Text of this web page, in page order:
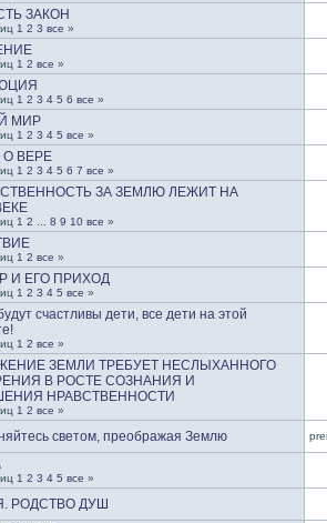
ЗАКОН
1 2 3 все »
1 2 все »
1 2 3 4 5 6 все »
МИР
1 2 3 4 5 все »
О ВЕРЕ
1 2 3 4 5 6 7 все »
ЗА ЗЕМЛЮ ЛЕЖИТ НА
1 2 8 9 10 все »
1 2 все »
И ЕГО ПРИХОД
1 2 3 4 5 все »
счастливы дети, все дети на этой
1 2 все »
ЗЕМЛИ ТРЕБУЕТ НЕСЛЫХАННОГО
В РОСТЕ СОЗНАНИЯ И
НРАВСТВЕННОСТИ
1 2 все »
светом, преображая Землю
1 2 3 4 5 все »
РОДСТВО ДУШ